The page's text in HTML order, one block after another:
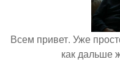
Всем привет. Уже
как дальше